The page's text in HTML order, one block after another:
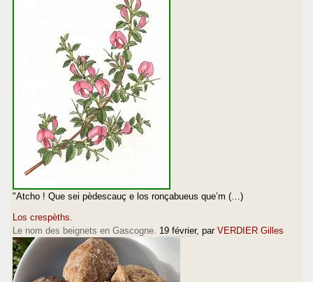
"Atcho ! Que sei pèdescauç e los ronçabueus que’m (…)
Los crespèths.
Le nom des beignets en Gascogne. 19 février, par VERDIER Gilles